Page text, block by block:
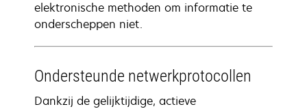
elektronische methoden om informatie te
onderscheppen niet.
Ondersteunde netwerkprotocollen
Dankzij de gelijktijdige, actieve